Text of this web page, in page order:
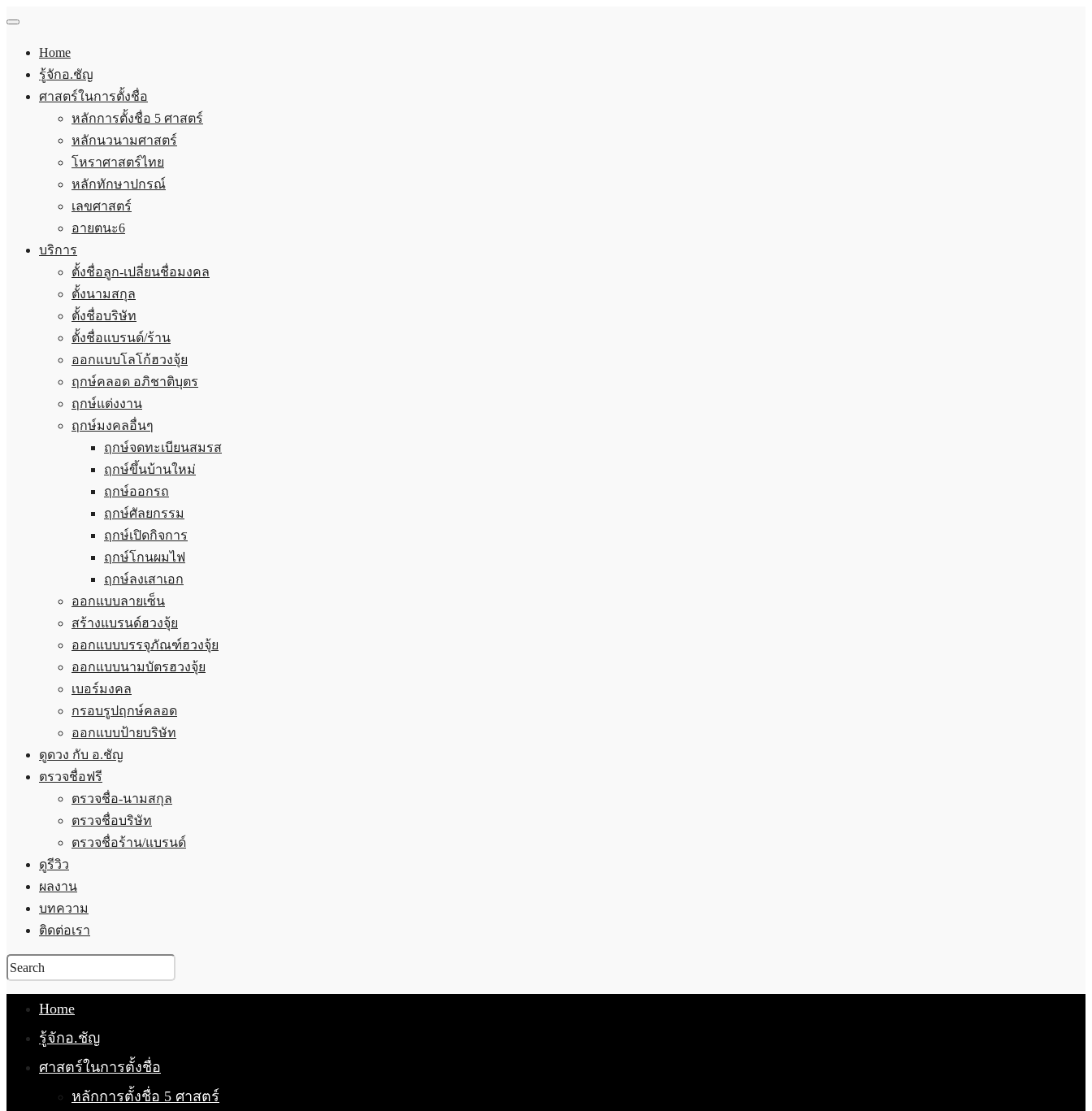
Home
รู้จักอ.ชัญ
ศาสตร์ในการตั้งชื่อ
หลักการตั้งชื่อ 5 ศาสตร์
หลักนวนามศาสตร์
โหราศาสตร์ไทย
หลักทักษาปกรณ์
เลขศาสตร์
อายตนะ6
บริการ
ตั้งชื่อลูก-เปลี่ยนชื่อมงคล
ตั้งนามสกุล
ตั้งชื่อบริษัท
ตั้งชื่อแบรนด์/ร้าน
ออกแบบโลโก้ฮวงจุ้ย
ฤกษ์คลอด อภิชาติบุตร
ฤกษ์แต่งงาน
ฤกษ์มงคลอื่นๆ
ฤกษ์จดทะเบียนสมรส
ฤกษ์ขึ้นบ้านใหม่
ฤกษ์ออกรถ
ฤกษ์ศัลยกรรม
ฤกษ์เปิดกิจการ
ฤกษ์โกนผมไฟ
ฤกษ์ลงเสาเอก
ออกแบบลายเซ็น
สร้างแบรนด์ฮวงจุ้ย
ออกแบบบรรจุภัณฑ์ฮวงจุ้ย
ออกแบบนามบัตรฮวงจุ้ย
เบอร์มงคล
กรอบรูปฤกษ์คลอด
ออกแบบป้ายบริษัท
ดูดวง กับ อ.ชัญ
ตรวจชื่อฟรี
ตรวจชื่อ-นามสกุล
ตรวจชื่อบริษัท
ตรวจชื่อร้าน/แบรนด์
ดูรีวิว
ผลงาน
บทความ
ติดต่อเรา
Home
รู้จักอ.ชัญ
ศาสตร์ในการตั้งชื่อ
หลักการตั้งชื่อ 5 ศาสตร์